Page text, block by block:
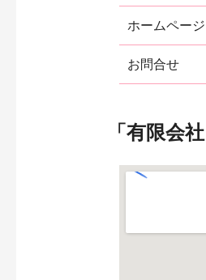
ホームページ
お問合せ
「有限会